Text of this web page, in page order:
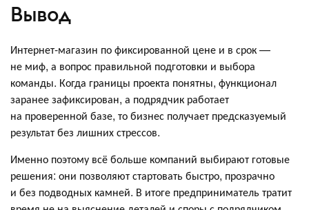
Вывод
Интернет-магазин по фиксированной цене и в срок —
не миф, а вопрос правильной подготовки и выбора
команды. Когда границы проекта понятны, функционал
заранее зафиксирован, а подрядчик работает
на проверенной базе, то бизнес получает предсказуемый
результат без лишних стрессов.
Именно поэтому всё больше компаний выбирают готовые
решения: они позволяют стартовать быстро, прозрачно
и без подводных камней. В итоге предприниматель тратит